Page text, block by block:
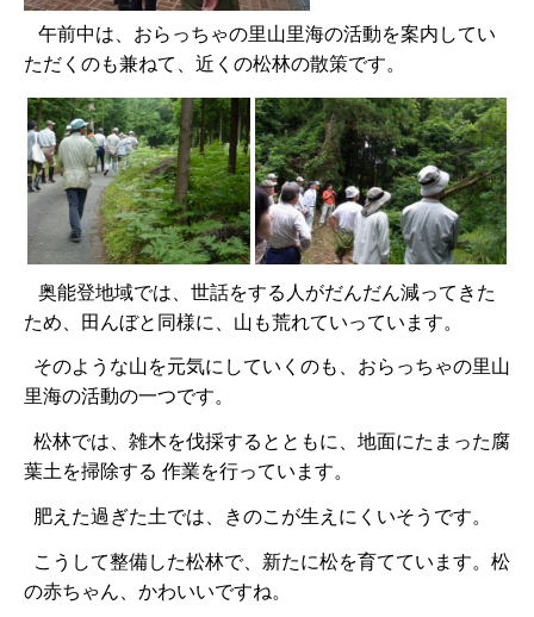
午前中は、おらっちゃの里山里海の活動を案内してい
ただくのも兼ねて、近くの松林の散策です。
奥能登地域では、世話をする人がだんだん減ってきた
ため、田んぼと同様に、山も荒れていっています。
そのような山を元気にしていくのも、おらっちゃの里山
里海の活動の一つです。
松林では、雑木を伐採するとともに、地面にたまった腐
葉土を掃除する 作業を行っています。
肥えた過ぎた土では、きのこが生えにくいそうです。
こうして整備した松林で、新たに松を育てています。松
の赤ちゃん、かわいいですね。